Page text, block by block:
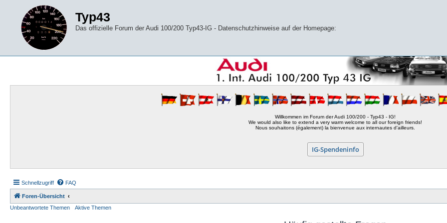
Typ43
Das offizielle Forum der Audi 100/200 Typ43-IG - Datenschutzhinweise auf der Homepage:
Willkommen im Forum der Audi 100/200 - Typ43 - IG!
We would also like to extend a very warm welcome to all our foreign friends!
Nous souhaitons (également) la bienvenue aux internautes d'ailleurs.
IG-Spendeninfo
Schnellzugriff FAQ
Foren-Übersicht
Unbeantwortete Themen
Aktive Themen